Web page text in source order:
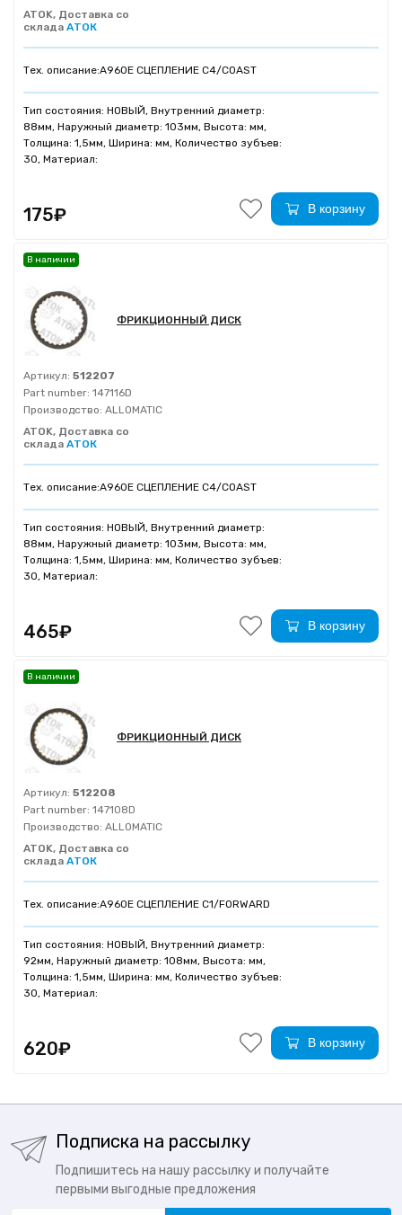
ATOK, Доставка со
склада АТОК
Тех. описание:A960E СЦЕПЛЕНИЕ C4/COAST
Тип состояния: НОВЫЙ, Внутренний диаметр:
88мм, Наружный диаметр: 103мм, Высота: мм,
Толщина: 1,5мм, Ширина: мм, Количество зубъев:
30, Материал:
175₽ В корзину
ФРИКЦИОННЫЙ ДИСК
Артикул: 512207
Part number: 147116D
Производство: ALLOMATIC
ATOK, Доставка со
склада АТОК
Тех. описание:A960E СЦЕПЛЕНИЕ C4/COAST
Тип состояния: НОВЫЙ, Внутренний диаметр:
88мм, Наружный диаметр: 103мм, Высота: мм,
Толщина: 1,5мм, Ширина: мм, Количество зубъев:
30, Материал:
В наличии
465₽ В корзину
ФРИКЦИОННЫЙ ДИСК
Артикул: 512208
Part number: 147108D
Производство: ALLOMATIC
ATOK, Доставка со
склада АТОК
Тех. описание:A960E СЦЕПЛЕНИЕ C1/FORWARD
Тип состояния: НОВЫЙ, Внутренний диаметр:
92мм, Наружный диаметр: 108мм, Высота: мм,
Толщина: 1,5мм, Ширина: мм, Количество зубъев:
30, Материал:
В наличии
620₽ В корзину
Подписка на рассылку
Подпишитесь на нашу рассылку и получайте
первыми выгодные предложения